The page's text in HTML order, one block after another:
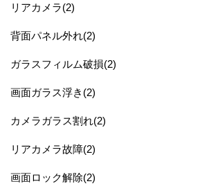
リアカメラ(2)
背面パネル外れ(2)
ガラスフィルム破損(2)
画面ガラス浮き(2)
カメラガラス割れ(2)
リアカメラ故障(2)
画面ロック解除(2)